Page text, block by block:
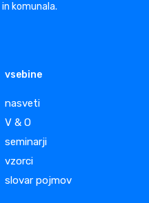
komunala.
vsebine
nasveti
V & O
seminarji
vzorci
slovar pojmov